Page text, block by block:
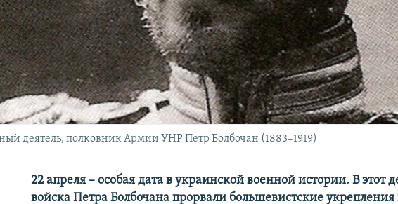
деятель, полковник Армии УНР Петр Болбочан (1883–1919)
22 апреля – особая дата в украинской военной истории. В этот
войска Петра Болбочана прорвали большевистские